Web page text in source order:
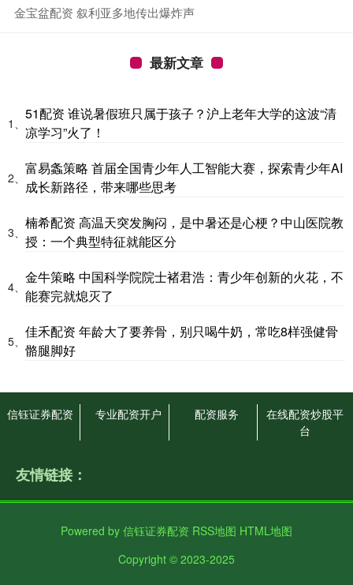
​金宝盆配资 叙利亚多地传出爆炸声
最新文章
1、
51配资 谁说暑假班只属于孩子？沪上老年大学的这波“清
凉学习”火了！
2、
富易螽策略 首届全国青少年人工智能大赛，探索青少年AI
成长新路径，带来哪些思考
3、
楠希配资 高温天突发胸闷，是中暑还是心梗？中山医院教
授：一个典型特征就能区分
4、
金牛策略 中国科学院院士褚君浩：青少年创新的火花，不
能赛完就熄灭了
5、
佳禾配资 年龄大了要养骨，别只喝牛奶，常吃8样强健骨
骼腿脚好
信钰证券配资 专业配资开户 配资服务
在线配资炒股平
台
友情链接：
Powered by 信钰证券配资 RSS地图 HTML地图
Copyright © 2023-2025